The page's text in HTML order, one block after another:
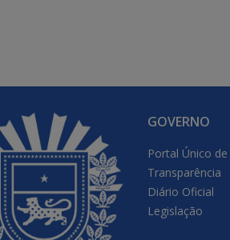
GOVERNO
Portal Único
Transparência
Diário Oficial
Legislação